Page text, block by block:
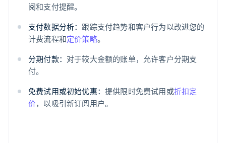
阅和支付提醒。
支付数据分析： 跟踪支付趋势和客户行为以改进您的
计费流程和定价策略。
分期付款： 对于较大金额的账单，允许客户分期支
付。
免费试用或初始优惠： 提供限时免费试用或折扣定
价，以吸引新订阅用户。